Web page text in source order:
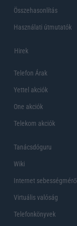
Összehasonlítás
Használati útmutatók
Hirek
Telefon Árak
Yettel akciók
One akciók
Telekom akciók
Tanácsdóguru
Wiki
Internet sebességmérő
Virtuális valóság
Telefonkönyvek